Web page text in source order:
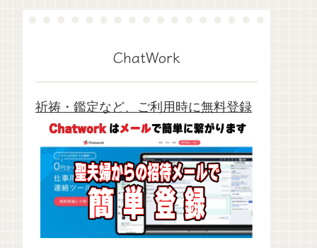
ChatWork
祈祷・鑑定など、ご利用時に無料登録